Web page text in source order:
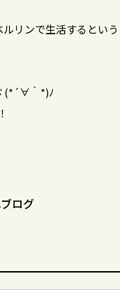
リンで生活するとい
(*´∀｀*)ﾉ
ログ